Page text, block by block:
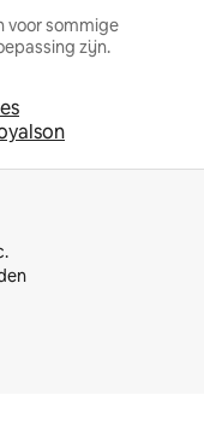
voor sommige
zijn.